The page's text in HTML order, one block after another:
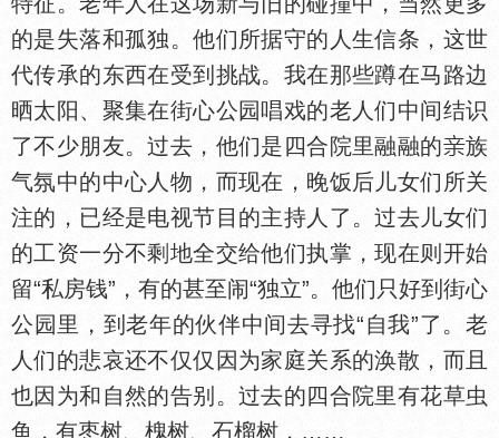
的是失落和孤独。他们所据守的人生信条，这世
代传承的东西在受到挑战。我在那些蹲在马路边
晒太阳、聚集在街心公园唱戏的老人们中间结识
了不少朋友。过去，他们是四合院里融融的
族
气氛中的中心人物，而现在，晚饭后儿女们所关
注的，已经是电视节目的主持人了。过去儿女们
的工资一分不剩地全交给他们执掌，现在则开始
留“私房钱”，有的甚至闹“独立”。他们只好到街心
公园里，到老年的伙伴中间去寻找“自我”了。老
人们的悲哀还不仅仅因为家庭关系的涣散，而且
也因为和自然的告别。过去的四合院里有花草虫
鱼，有枣树、槐树、石榴树，……